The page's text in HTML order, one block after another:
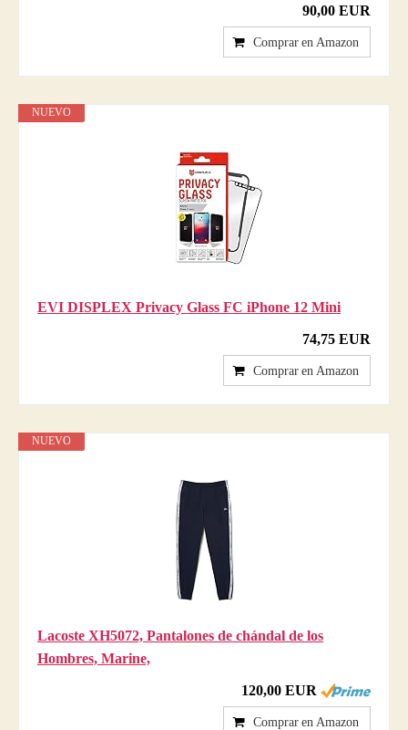
90,00 EUR
Comprar en Amazon
NUEVO
EVI DISPLEX Privacy Glass FC iPhone 12 Mini
74,75 EUR
Comprar en Amazon
NUEVO
Lacoste XH5072, Pantalones de chándal de los
Hombres, Marine,
120,00 EUR
Comprar en Amazon